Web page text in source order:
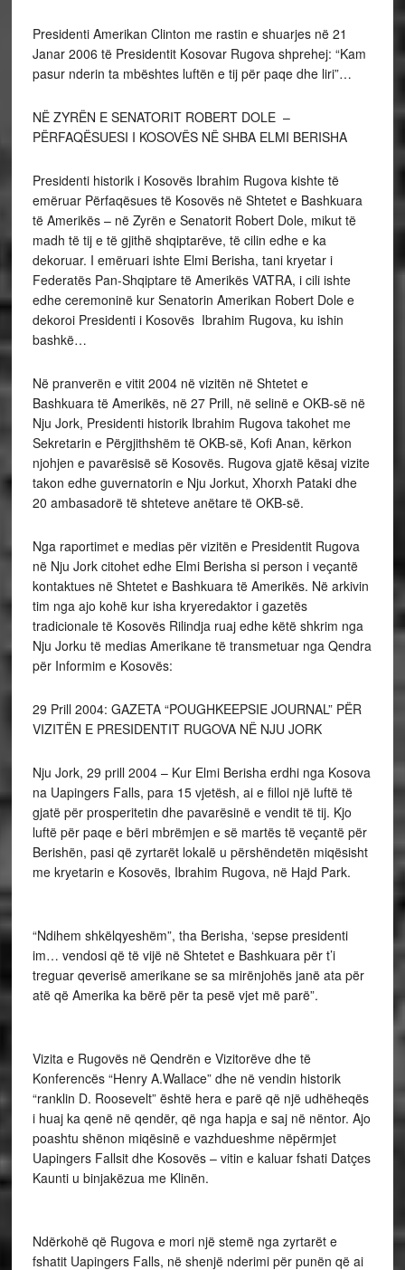
Presidenti Amerikan Clinton me rastin e shuarjes në 21
Janar 2006 të Presidentit Kosovar Rugova shprehej: “Kam
pasur nderin ta mbështes luftën e tij për paqe dhe liri”…
NË ZYRËN E SENATORIT ROBERT DOLE –
PËRFAQËSUESI I KOSOVËS NË SHBA ELMI BERISHA
Presidenti historik i Kosovës Ibrahim Rugova kishte të
emëruar Përfaqësues të Kosovës në Shtetet e Bashkuara
të Amerikës – në Zyrën e Senatorit Robert Dole, mikut të
madh të tij e të gjithë shqiptarëve, të cilin edhe e ka
dekoruar. I emëruari ishte Elmi Berisha, tani kryetar i
Federatës Pan-Shqiptare të Amerikës VATRA, i cili ishte
edhe ceremoninë kur Senatorin Amerikan Robert Dole e
dekoroi Presidenti i Kosovës Ibrahim Rugova, ku ishin
bashkë…
Në pranverën e vitit 2004 në vizitën në Shtetet e
Bashkuara të Amerikës, në 27 Prill, në selinë e OKB-së në
Nju Jork, Presidenti historik Ibrahim Rugova takohet me
Sekretarin e Përgjithshëm të OKB-së, Kofi Anan, kërkon
njohjen e pavarësisë së Kosovës. Rugova gjatë kësaj vizite
takon edhe guvernatorin e Nju Jorkut, Xhorxh Pataki dhe
20 ambasadorë të shteteve anëtare të OKB-së.
Nga raportimet e medias për vizitën e Presidentit Rugova
në Nju Jork citohet edhe Elmi Berisha si person i veçantë
kontaktues në Shtetet e Bashkuara të Amerikës. Në arkivin
tim nga ajo kohë kur isha kryeredaktor i gazetës
tradicionale të Kosovës Rilindja ruaj edhe këtë shkrim nga
Nju Jorku të medias Amerikane të transmetuar nga Qendra
për Informim e Kosovës:
29 Prill 2004: GAZETA “POUGHKEEPSIE JOURNAL” PËR
VIZITËN E PRESIDENTIT RUGOVA NË NJU JORK
Nju Jork, 29 prill 2004 – Kur Elmi Berisha erdhi nga Kosova
na Uapingers Falls, para 15 vjetësh, ai e filloi një luftë të
gjatë për prosperitetin dhe pavarësinë e vendit të tij. Kjo
luftë për paqe e bëri mbrëmjen e së martës të veçantë për
Berishën, pasi që zyrtarët lokalë u përshëndetën miqësisht
me kryetarin e Kosovës, Ibrahim Rugova, në Hajd Park.
“Ndihem shkëlqyeshëm”, tha Berisha, ‘sepse presidenti
im… vendosi që të vijë në Shtetet e Bashkuara për t’i
treguar qeverisë amerikane se sa mirënjohës janë ata për
atë që Amerika ka bërë për ta pesë vjet më parë”.
Vizita e Rugovës në Qendrën e Vizitorëve dhe të
Konferencës “Henry A.Wallace” dhe në vendin historik
“ranklin D. Roosevelt” është hera e parë që një udhëheqës
i huaj ka qenë në qendër, që nga hapja e saj në nëntor. Ajo
poashtu shënon miqësinë e vazhdueshme nëpërmjet
Uapingers Fallsit dhe Kosovës – vitin e kaluar fshati Datçes
Kaunti u binjakëzua me Klinën.
Ndërkohë që Rugova e mori një stemë nga zyrtarët e
fshatit Uapingers Falls, në shenjë nderimi për punën që ai